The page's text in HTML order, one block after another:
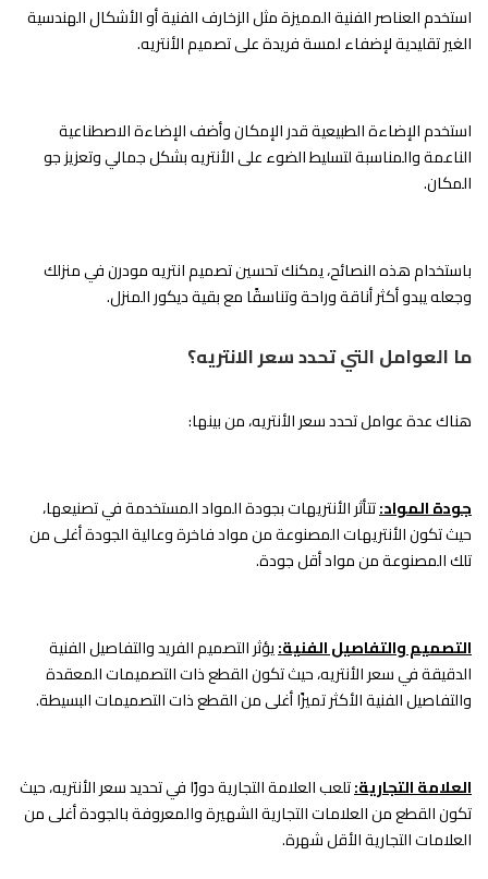
استخدم العناصر الفنية المميزة مثل الزخارف الفنية أو الأشكال الهندسية
الغير تقليدية لإضفاء لمسة فريدة على تصميم الأنتريه.
استخدم الإضاءة الطبيعية قدر الإمكان وأضف الإضاءة الاصطناعية
الناعمة والمناسبة لتسليط الضوء على الأنتريه بشكل جمالي وتعزيز جو
المكان.
باستخدام هذه النصائح، يمكنك تحسين تصميم انتريه مودرن في منزلك
وجعله يبدو أكثر أناقة وراحة وتناسقًا مع بقية ديكور المنزل.
ما العوامل التي تحدد سعر الانتريه؟
هناك عدة عوامل تحدد سعر الأنتريه، من بينها:
جودة المواد:تتأثر الأنتريهات بجودة المواد المستخدمة في تصنيعها،
حيث تكون الأنتريهات المصنوعة من مواد فاخرة وعالية الجودة أغلى من
تلك المصنوعة من مواد أقل جودة.
التصميم والتفاصيل الفنية:يؤثر التصميم الفريد والتفاصيل الفنية
الدقيقة في سعر الأنتريه، حيث تكون القطع ذات التصميمات المعقدة
والتفاصيل الفنية الأكثر تميزًا أغلى من القطع ذات التصميمات البسيطة.
العلامة التجارية:تلعب العلامة التجارية دورًا في تحديد سعر الأنتريه، حيث
تكون القطع من العلامات التجارية الشهيرة والمعروفة بالجودة أغلى من
العلامات التجارية الأقل شهرة.